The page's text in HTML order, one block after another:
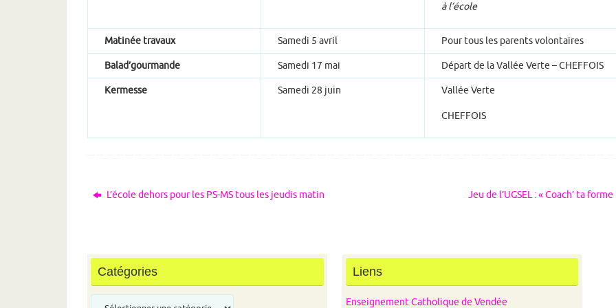
à l’école
Matinée travaux Samedi 5 avril Pour tous les parents volontaires
Balad’gourmande Samedi 17 mai Départ de la Vallée Verte – CHEFFOIS
Kermesse Samedi 28 juin Vallée Verte
CHEFFOIS
L’école dehors pour les PS-MS tous les jeudis matin Jeu de l’UGSEL : « Coach’ ta
Catégories Liens
Enseignement Catholique de Vendée